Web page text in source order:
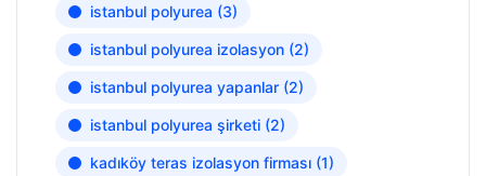
istanbul polyurea (3)
istanbul polyurea izolasyon (2)
istanbul polyurea yapanlar (2)
istanbul polyurea şirketi (2)
kadıköy teras izolasyon firması (1)